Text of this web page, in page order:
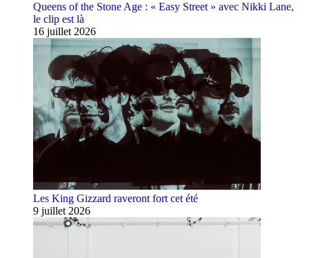
Queens of the Stone Age : « Easy Street » avec Nikki Lane,
le clip est là
16 juillet 2026
Les King Gizzard raveront fort cet été
9 juillet 2026